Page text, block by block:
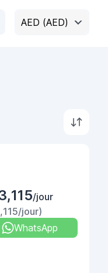
AED (AED)
/jour
jour)
WhatsApp